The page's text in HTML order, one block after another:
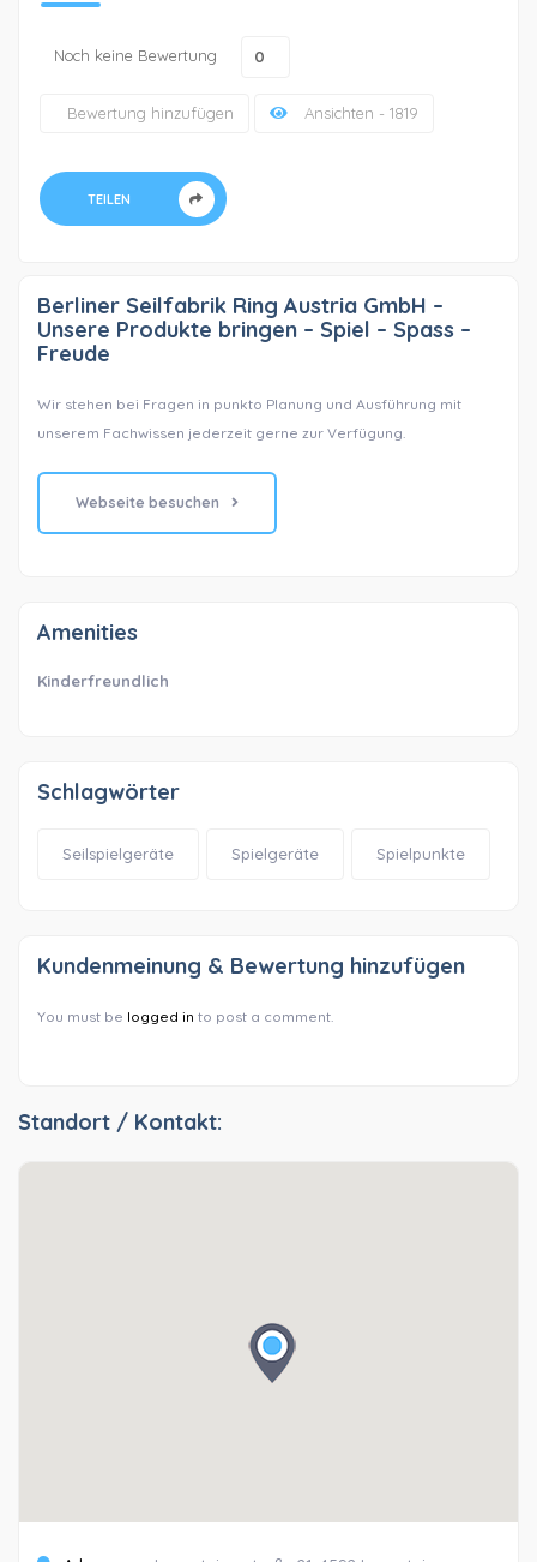
Noch keine Bewertung 0
Bewertung hinzufügen Ansichten - 1819
TEILEN
Berliner Seilfabrik Ring Austria GmbH –
Unsere Produkte bringen – Spiel – Spass –
Freude
Wir stehen bei Fragen in punkto Planung und Ausführung mit
unserem Fachwissen jederzeit gerne zur Verfügung.
Webseite besuchen
Amenities
Kinderfreundlich
Schlagwörter
Seilspielgeräte Spielgeräte Spielpunkte
Kundenmeinung & Bewertung hinzufügen
You must be logged in to post a comment.
Standort / Kontakt: